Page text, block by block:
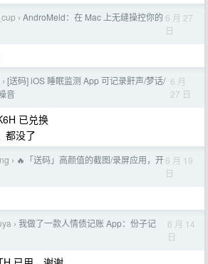
› AndroMeld：在 Mac 上无缝操控你的 6 月 27
日
› [送码] iOS 睡眠监测 App 可记录鼾声/梦话/
音
6 月
27 日
已兑换
都没了
› 🔥「送码」高颜值的截图/录屏应用，开6 月 19
日
› 我做了一款人情债记账 App：份子记
6 月 14
日